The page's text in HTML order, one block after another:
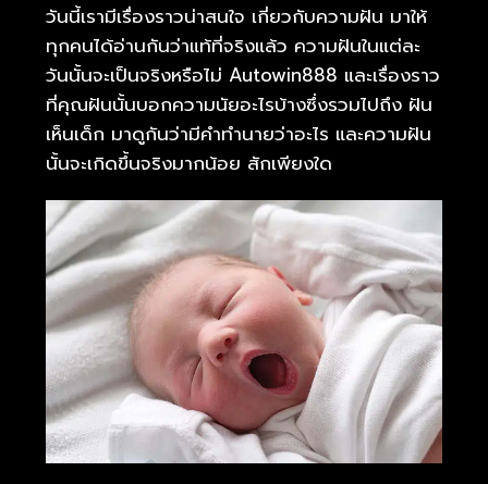
วันนี้เรามีเรื่องราวน่าสนใจ เกี่ยวกับความฝัน มาให้
ทุกคนได้อ่านกันว่าแท้ที่จริงแล้ว ความฝันในแต่ละ
วันนั้นจะเป็นจริงหรือไม่ Autowin888 และเรื่องราว
ที่คุณฝันนั้นบอกความนัยอะไรบ้างซึ่งรวมไปถึง ฝัน
เห็นเด็ก มาดูกันว่ามีคำทำนายว่าอะไร และความฝัน
นั้นจะเกิดขึ้นจริงมากน้อย สักเพียงใด